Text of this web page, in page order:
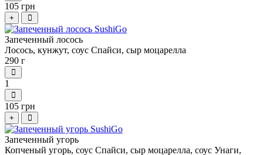
105 грн
+
Запеченный лосось
Лосось, кунжут, соус Спайси, сыр моцарелла
290 г
1
105 грн
+
Запеченный угорь
Копченый угорь, соус Спайси, сыр моцарелла, соус Унаги,